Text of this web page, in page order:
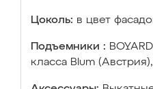
Цоколь: в цвет
Подъемники :
класса Blum